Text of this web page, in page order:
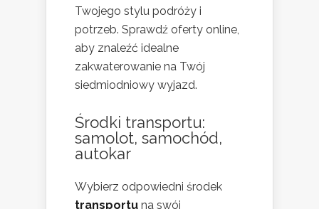
Twojego stylu podróży i
potrzeb. Sprawdź oferty online,
aby znaleźć idealne
zakwaterowanie na Twój
siedmiodniowy wyjazd.
Środki transportu:
samolot, samochód,
autokar
Wybierz odpowiedni środek
transportu na swój